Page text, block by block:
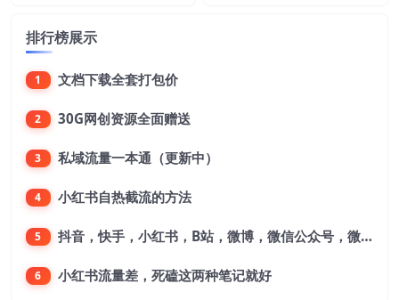
排行榜展示
1 文档下载全套打包价
2 30G网创资源全面赠送
3 私域流量一本通（更新中）
4 小红书自热截流的方法
5 抖音，快手，小红书，B站，微博，微信公众号，微信视频号。每一个平台，都是不一样的机会，对应不一样的赚钱思路
6 小红书流量差，死磕这两种笔记就好